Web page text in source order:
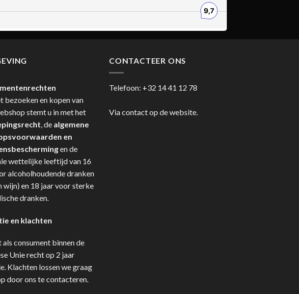
bezoeken en kopen van
stemt u in met het
, de algemene
en
en de
wettelijke leeftijd van 16
alcoholhoudende dranken
wijn) en 18 jaar voor sterke
dranken.
en klachten
als consument binnen de
Unie recht op 2 jaar
Klachten lossen we graag
door ons te contacteren.
CONTACTEER ONS
Telefoon: +32 14 41 12 78
Via contact op de website.